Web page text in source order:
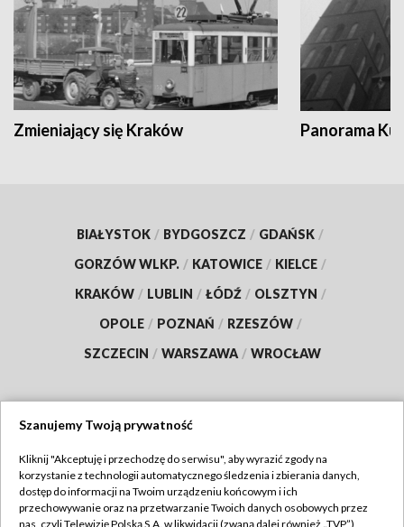
Zmieniający się Kraków Panorama
BIAŁYSTOK / BYDGOSZCZ / GDAŃSK /
GORZÓW WLKP. / KATOWICE / KIELCE /
KRAKÓW / LUBLIN / ŁÓDŹ / OLSZTYN /
OPOLE / POZNAŃ / RZESZÓW /
SZCZECIN / WARSZAWA / WROCŁAW
TVP
Abonament TVP
Regulamin TVP
Szanujemy Twoją prywatność
Kliknij "Akceptuję i przechodzę do serwisu", aby wyrazić zgody na
korzystanie z technologii automatycznego śledzenia i zbierania danych,
dostęp do informacji na Twoim urządzeniu końcowym i ich
przechowywanie oraz na przetwarzanie Twoich danych osobowych przez
nas, czyli Telewizję Polską S.A. w likwidacji (zwaną dalej również „TVP”),